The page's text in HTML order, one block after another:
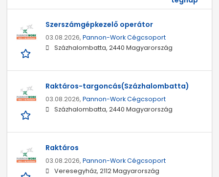
Szerszámgépkezelő operátor
03.08.2026, Pannon-Work Cégcsoport
Százhalombatta, 2440 Magyarország
Raktáros-targoncás(Százhalombatta)
03.08.2026, Pannon-Work Cégcsoport
Százhalombatta, 2440 Magyarország
Raktáros
03.08.2026, Pannon-Work Cégcsoport
Veresegyház, 2112 Magyarország